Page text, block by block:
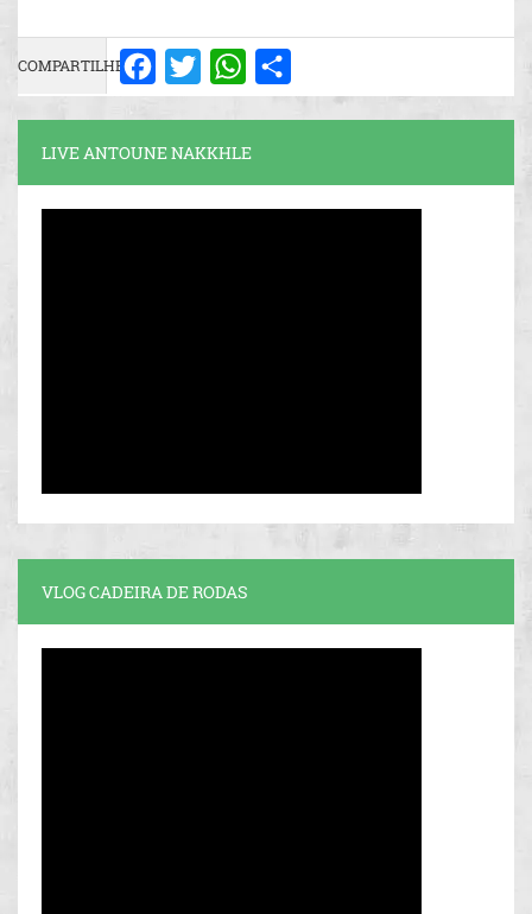
COMPARTILHE: Facebook
Twitter WhatsApp
LIVE ANTOUNE NAKKHLE
VLOG CADEIRA DE RODAS